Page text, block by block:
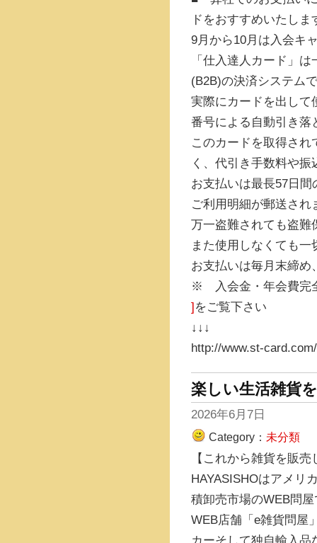
ドをおすすめいたしま
9月から10月は入会キ
「仕入達人カード」
(B2B)の決済システム
実際にカードを出して
番号による自動引き落
このカードを取得さ
く、代引き手数料や
お支払いは最長57日間
ご利用明細が郵送され
万一盗難されても盗難
また使用しなくても
お支払いは毎月末締め
※ 入会金・年会費完
]をご覧下さい
↓↓↓
http://www.st-card.com/
楽しい生活雑貨
2026年6月7日
Category： 未分類
【これから雑貨を販
HAYASISHOはアメリ
積卸売市場のWEB問
WEB店舗「e雑貨問屋
カーそして独自輸入